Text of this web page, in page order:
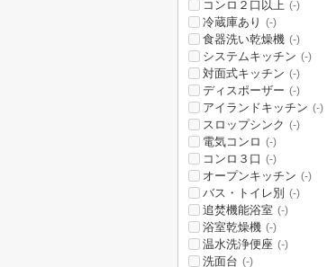
コンロ２口以上 (-)
冷蔵庫あり (-)
食器洗い乾燥機 (-)
システムキッチン (-)
対面式キッチン (-)
ディスポーザー (-)
アイランドキッチン (-)
スロップシンク (-)
電気コンロ (-)
コンロ３口 (-)
オープンキッチン (-)
バス・トイレ別 (-)
追焚機能浴室 (-)
浴室乾燥機 (-)
温水洗浄便座 (-)
洗面台 (-)